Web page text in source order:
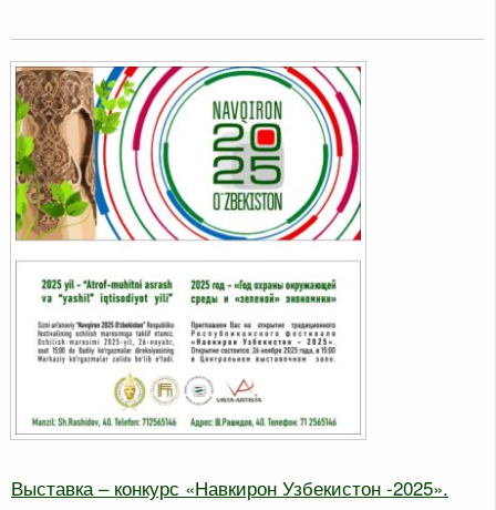
Выставка – конкурс «Навкирон Узбекистон -2025».